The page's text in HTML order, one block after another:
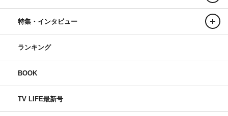
特集・インタビュー
ランキング
BOOK
TV LIFE最新号